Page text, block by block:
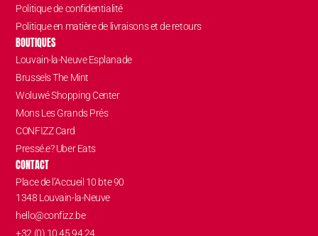
Politique de confidentialité
Politique en matière de livraisons et de retours
BOUTIQUES
Louvain-la-Neuve Esplanade
Brussels The Mint
Woluwé Shopping Center
Mons Les Grands Prés
CONFIZZ Card
Pressé.e? Uber Eats
CONTACT
Place de l’Accueil 10 bte 90
1348 Louvain-la-Neuve
hello@confizz.be
+32 (0) 10 45 94 24